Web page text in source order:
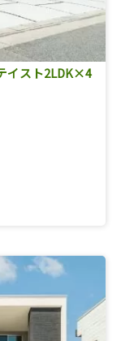
イスト2LDK×4